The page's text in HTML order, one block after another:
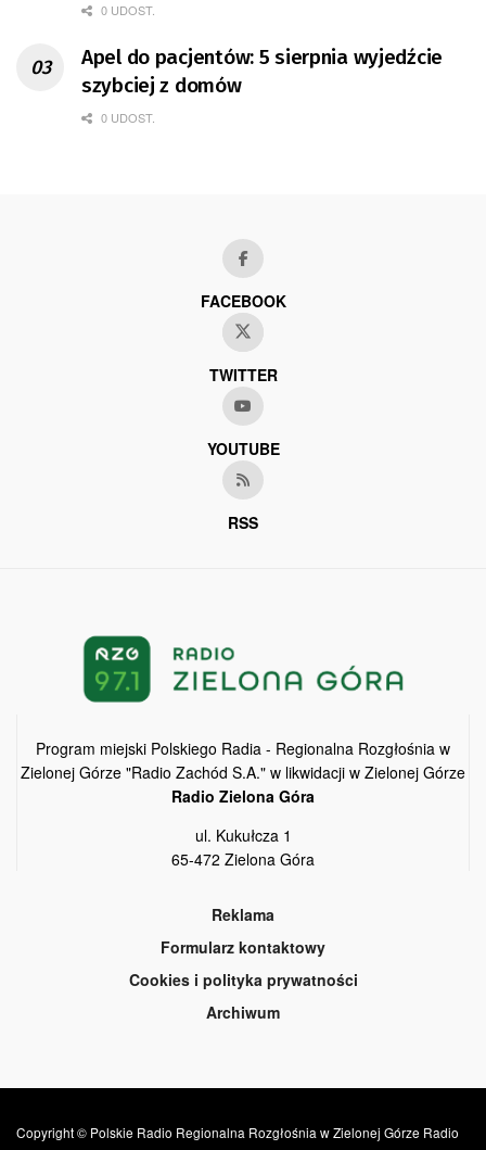
0 UDOST.
Apel do pacjentów: 5 sierpnia wyjedźcie
szybciej z domów
0 UDOST.
FACEBOOK
TWITTER
YOUTUBE
RSS
Program miejski Polskiego Radia - Regionalna Rozgłośnia w
Zielonej Górze "Radio Zachód S.A." w likwidacji w Zielonej Górze
Radio Zielona Góra
ul. Kukułcza 1
65-472 Zielona Góra
Reklama
Formularz kontaktowy
Cookies i polityka prywatności
Archiwum
Copyright © Polskie Radio Regionalna Rozgłośnia w Zielonej Górze Radio